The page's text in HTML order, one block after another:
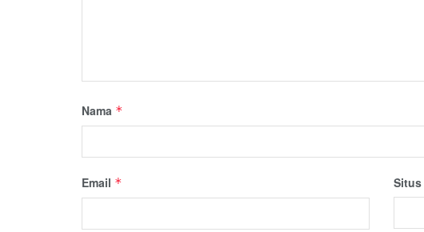
Nama *
Email * Situs